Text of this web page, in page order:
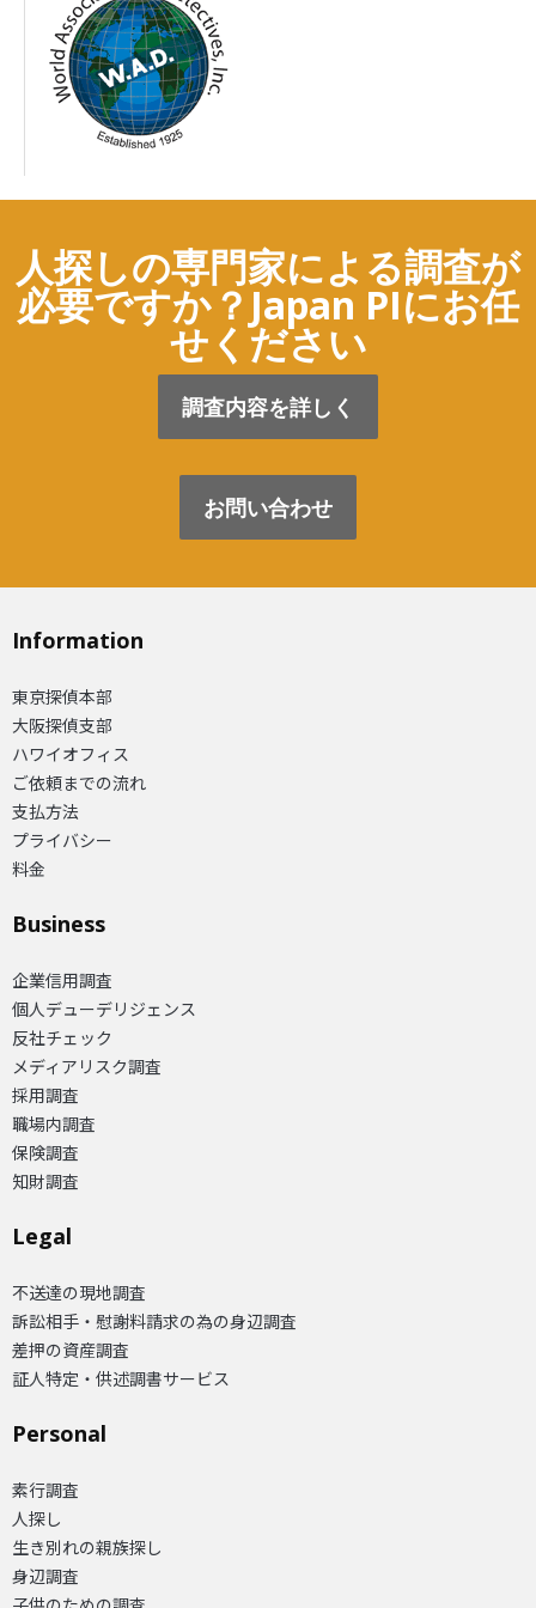
人探しの専門家による調査が
必要ですか？Japan PIにお任
せください
調査内容を詳しく
お問い合わせ
Information
東京探偵本部
大阪探偵支部
ハワイオフィス
ご依頼までの流れ
支払方法
プライバシー
料金
Business
企業信用調査
個人デューデリジェンス
反社チェック
メディアリスク調査
採用調査
職場内調査
保険調査
知財調査
Legal
不送達の現地調査
訴訟相手・慰謝料請求の為の身辺調査
差押の資産調査
証人特定・供述調書サービス
Personal
素行調査
人探し
生き別れの親族探し
身辺調査